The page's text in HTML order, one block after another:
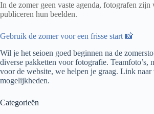
In de zomer geen vaste agenda, fotografen zijn
publiceren hun beelden.
Gebruik de zomer voor een frisse start 📸
Wil je het seioen goed beginnen na de
diverse pakketten voor fotografie. Teamfoto’s,
voor de website, we helpen je graag. Link naar
mogelijkheden.
Categorieën